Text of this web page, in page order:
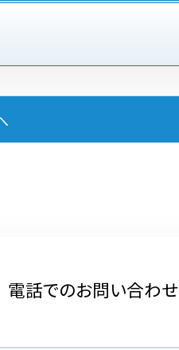
電話でのお問い合わせ